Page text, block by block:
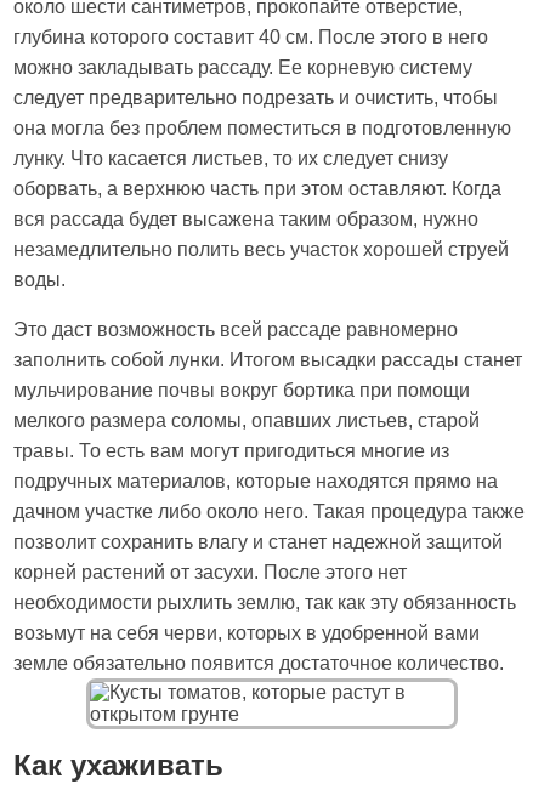
около шести сантиметров, прокопайте отверстие,
глубина которого составит 40 см. После этого в него
можно закладывать рассаду. Ее корневую систему
следует предварительно подрезать и очистить, чтобы
она могла без проблем поместиться в подготовленную
лунку. Что касается листьев, то их следует снизу
оборвать, а верхнюю часть при этом оставляют. Когда
вся рассада будет высажена таким образом, нужно
незамедлительно полить весь участок хорошей струей
воды.
Это даст возможность всей рассаде равномерно
заполнить собой лунки. Итогом высадки рассады станет
мульчирование почвы вокруг бортика при помощи
мелкого размера соломы, опавших листьев, старой
травы. То есть вам могут пригодиться многие из
подручных материалов, которые находятся прямо на
дачном участке либо около него. Такая процедура также
позволит сохранить влагу и станет надежной защитой
корней растений от засухи. После этого нет
необходимости рыхлить землю, так как эту обязанность
возьмут на себя черви, которых в удобренной вами
земле обязательно появится достаточное количество.
Как ухаживать